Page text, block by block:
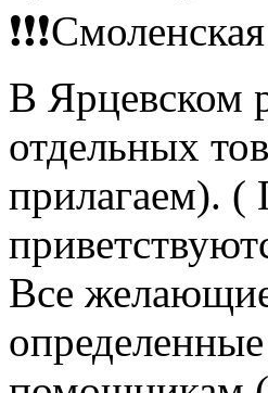
❗️❗️❗️Смоленская
В Ярцевском
отдельных
прилагаем). (
Все